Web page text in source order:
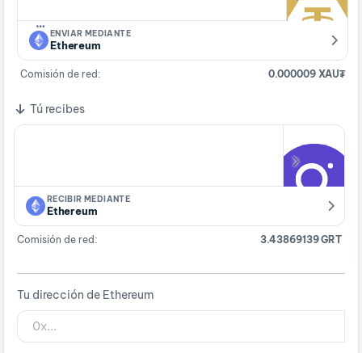
…
ENVIAR MEDIANTE
Ethereum
Comisión de red: 0.000009 XAU₮
Tú recibes
RECIBIR MEDIANTE
Ethereum
Comisión de red: 3.43869139 GRT
Tu dirección de Ethereum